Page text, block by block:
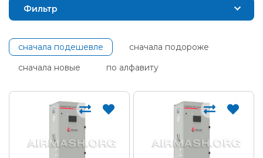
Фильтр
сначала подешевле
сначала подороже
сначала новые
по алфавиту